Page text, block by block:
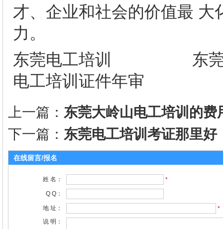
才、企业和社会的价值最
力。
东莞电工培训 东
电工培训证件年审
上一篇： 东莞大岭山电工培训的费
下一篇： 东莞电工培训考证那里好
在线留言/报名
姓 名：
*
Q Q：
地 址：
*
说 明：